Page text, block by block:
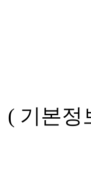
( 기본정